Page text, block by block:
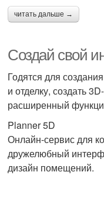
читать дальше →
Создай свой
Годятся для
и отделку, создать
расширенный
Planner 5D
Онлайн-сервис для
дружелюбный
дизайн помещений.